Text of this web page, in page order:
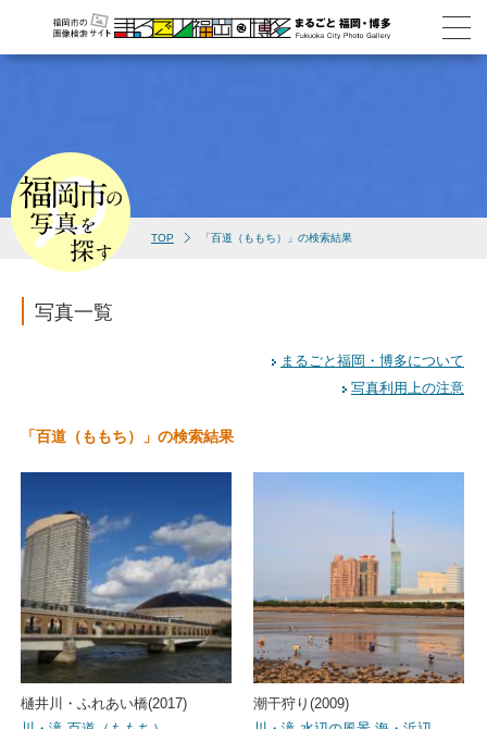
TOP 「百道（ももち）」の検索結果
写真一覧
「百道（ももち）」の検索結果
まるごと福岡・博多について
写真利用上の注意
樋井川・ふれあい橋(2017)
潮干狩り(2009)